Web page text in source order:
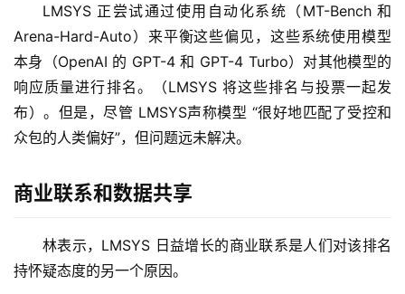
LMSYS 正尝试通过使用自动化系统（MT-Bench 和
Arena-Hard-Auto）来平衡这些偏见，这些系统使用模型
本身（OpenAI 的 GPT-4 和 GPT-4 Turbo）对其他模型的
响应质量进行排名。（LMSYS 将这些排名与投票一起发
布）。但是，尽管 LMSYS声称模型 “很好地匹配了受控和
众包的人类偏好”，但问题远未解决。
商业联系和数据共享
林表示，LMSYS 日益增长的商业联系是人们对该排名
持怀疑态度的另一个原因。